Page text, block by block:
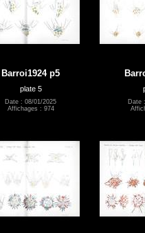
Barroi1924 p5
plate 5
Date : 08/01/2025
Affichages : 974
Date